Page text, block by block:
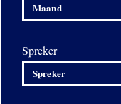
Maand
Spreker
Spreker